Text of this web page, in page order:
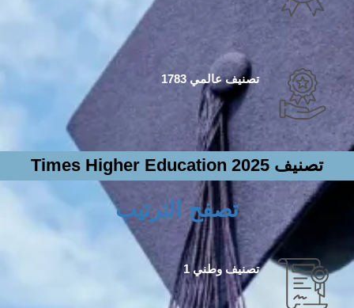
تصنيف عالمي 1783
تصنيف Times Higher Education 2025
تصفح الترتيب
تصنيف وطني 1